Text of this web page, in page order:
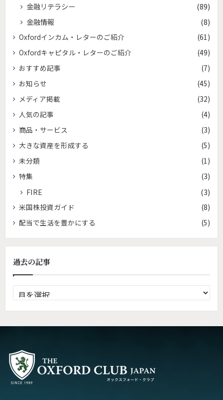
金融リテラシー
(89)
金融情報
(8)
Oxfordインカム・レターのご紹介
(61)
Oxfordキャピタル・レターのご紹介
(49)
おすすめ記事
(7)
お知らせ
(45)
メディア掲載
(32)
人気の記事
(4)
商品・サービス
(3)
大きな資産を形成する
(5)
未分類
(1)
特集
(3)
FIRE (3)
米国株投資ガイド
(8)
配当で生活を豊かにする
(5)
過去の記事
去
の